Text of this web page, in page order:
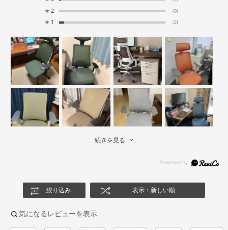
★ 2 (0)
★ 1 (2)
続きを見る
絞り込み 表示：新しい順
気になるレビューを表示